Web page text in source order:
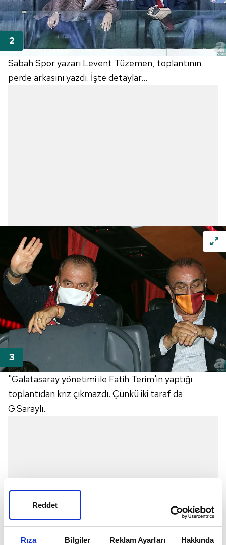
Rıza Bilgiler Reklam Ayarları Hakkında
Reddet
Sabah Spor yazarı Levent Tüzemen, toplantının
perde arkasını yazdı. İşte detaylar...
"Galatasaray yönetimi ile Fatih Terim'in yaptığı
toplantıdan kriz çıkmazdı. Çünkü iki taraf da
G.Saraylı.